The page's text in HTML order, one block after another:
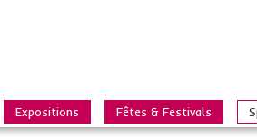
Expositions Fêtes & Festivals